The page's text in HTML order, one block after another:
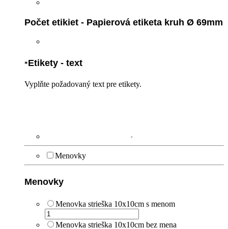
Počet etikiet - Papierová etiketa kruh Ø 69mm
*Etikety - text
Vyplňte požadovaný text pre etikety.
Menovky
Menovky
Menovka strieška 10x10cm s menom
Menovka strieška 10x10cm bez mena